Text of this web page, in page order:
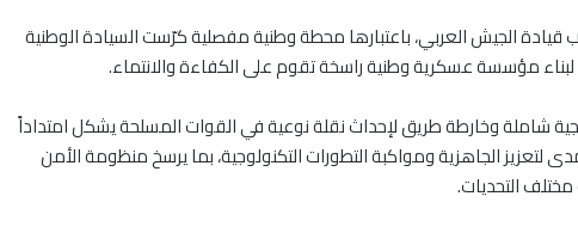
الجيش العربي، باعتبارها محطة وطنية مفصلية كرّست السيادة الوطنية
مؤسسة عسكرية وطنية راسخة تقوم على الكفاءة والانتماء.
شاملة وخارطة طريق لإحداث نقلة نوعية في القوات المسلحة يشكل امتداداً
لتعزيز الجاهزية ومواكبة التطورات التكنولوجية، بما يرسخ منظومة الأمن
التحديات.